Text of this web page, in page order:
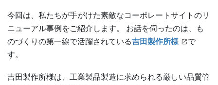
今回は、私たちが手がけた素敵なコーポレートサイトのリ
ニューアル事例をご紹介します。 お話を伺ったのは、も
のづくりの第一線で活躍されている吉田製作所様
で
す。
吉田製作所様は、工業製品製造に求められる厳しい品質管